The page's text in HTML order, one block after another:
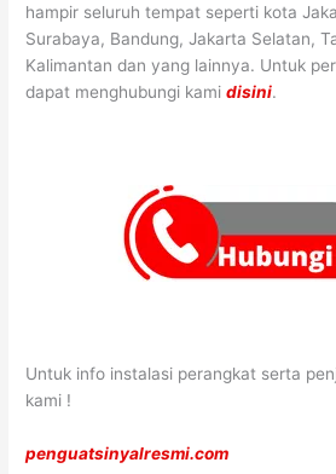
hampir seluruh tempat seperti kota
Surabaya, Bandung, Jakarta Selatan,
Kalimantan dan yang lainnya. Untuk
dapat menghubungi kamidisini.
Untuk info instalasi perangkat serta
kami !
penguatsinyalresmi.com